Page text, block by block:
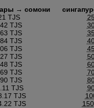
→ сомони
TJS
TJS
TJS
TJS
TJS
TJS
TJS
TJS
TJS
TJS
TJS
TJS
25
35
45
150